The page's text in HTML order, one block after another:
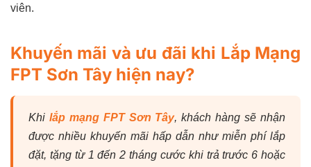
viên.
Khuyến mãi và ưu đãi khi Lắp Mạng
FPT Sơn Tây hiện nay?
Khi lắp mạng FPT Sơn Tây, khách hàng sẽ nhận
được nhiều khuyến mãi hấp dẫn như miễn phí lắp
đặt, tặng từ 1 đến 2 tháng cước khi trả trước 6 hoặc